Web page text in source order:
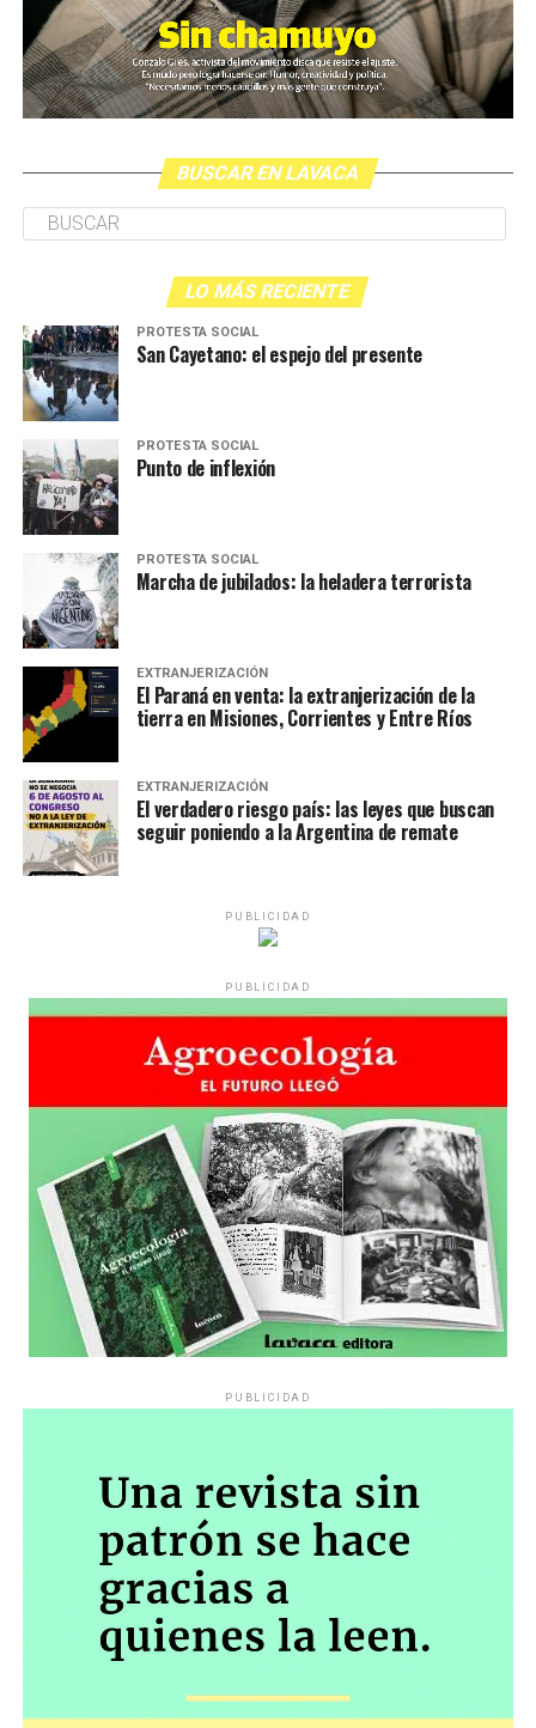
BUSCAR EN LAVACA
LO MÁS RECIENTE
PROTESTA SOCIAL
San Cayetano: el espejo del presente
PROTESTA SOCIAL
Punto de inflexión
PROTESTA SOCIAL
Marcha de jubilados: la heladera terrorista
EXTRANJERIZACIÓN
El Paraná en venta: la extranjerización de la
tierra en Misiones, Corrientes y Entre Ríos
EXTRANJERIZACIÓN
El verdadero riesgo país: las leyes que buscan
seguir poniendo a la Argentina de remate
PUBLICIDAD
PUBLICIDAD
PUBLICIDAD